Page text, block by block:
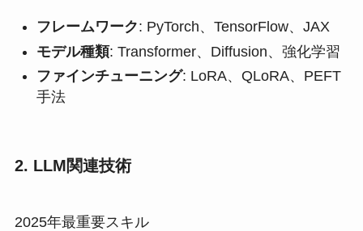
フレームワーク: PyTorch、TensorFlow、JAX
モデル種類: Transformer、Diffusion、強化学習
ファインチューニング: LoRA、QLoRA、PEFT
手法
2. LLM関連技術
2025年最重要スキル